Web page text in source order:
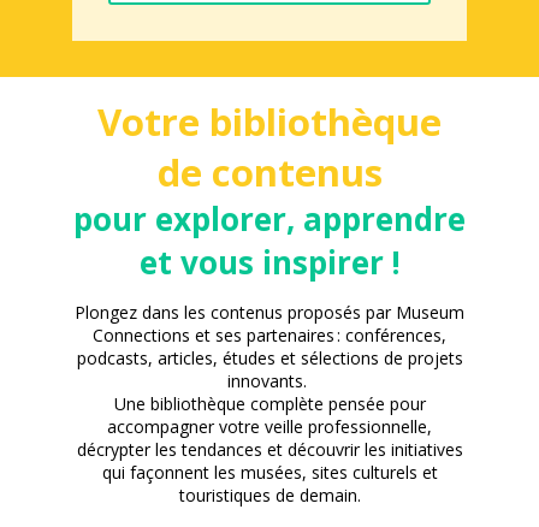
Votre bibliothèque
de contenus
pour explorer, apprendre
et vous inspirer !
Plongez dans les contenus proposés par Museum
Connections et ses partenaires : conférences,
podcasts, articles, études et sélections de projets
innovants.
Une bibliothèque complète pensée pour
accompagner votre veille professionnelle,
décrypter les tendances et découvrir les initiatives
qui façonnent les musées, sites culturels et
touristiques de demain.